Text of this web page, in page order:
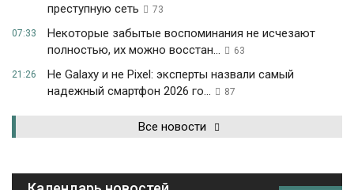
преступную сеть
73
07:33
Некоторые забытые воспоминания не исчезают
полностью, их можно восстан...
63
21:26
Не Galaxy и не Pixel: эксперты назвали самый
надежный смартфон 2026 го...
87
Все новости